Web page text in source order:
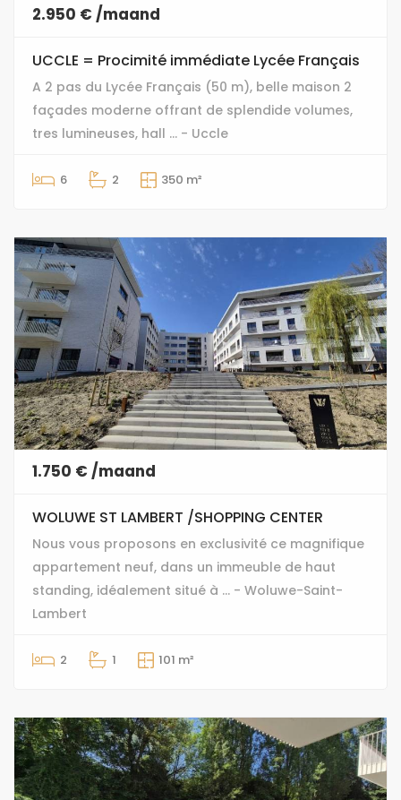
2.950 € /maand
UCCLE = Procimité immédiate Lycée Français
A 2 pas du Lycée Français (50 m), belle maison 2
façades moderne offrant de splendide volumes,
tres lumineuses, hall ... - Uccle
6 2 350 m²
1.750 € /maand
WOLUWE ST LAMBERT /SHOPPING CENTER
Nous vous proposons en exclusivité ce magnifique
appartement neuf, dans un immeuble de haut
standing, idéalement situé à ... - Woluwe-Saint-
Lambert
2 1 101 m²